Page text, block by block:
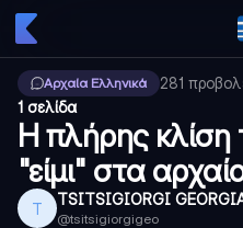
Αρχαία Ελληνικά 281
1 σελίδα
Η πλήρης κλίση
"είμι" στα
T TSITSIGIORGI
@tsitsigiorgigeo